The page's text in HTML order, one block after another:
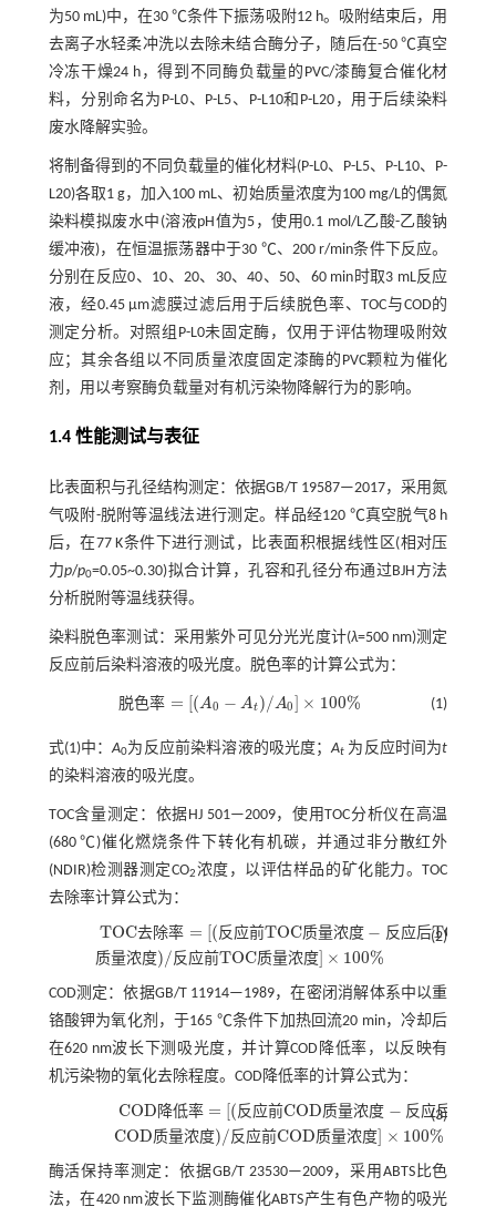
为50 mL)中，在30 ℃条件下振荡吸附12 h。吸附结束后，用
去离子水轻柔冲洗以去除未结合酶分子，随后在-50 ℃真空
冷冻干燥24 h，得到不同酶负载量的PVC/漆酶复合催化材
料，分别命名为P-L0、P-L5、P-L10和P-L20，用于后续染料
废水降解实验。
将制备得到的不同负载量的催化材料(P-L0、P-L5、P-L10、P-
L20)各取1 g，加入100 mL、初始质量浓度为100 mg/L的偶氮
染料模拟废水中(溶液pH值为5，使用0.1 mol/L乙酸-乙酸钠
缓冲液)，在恒温振荡器中于30 ℃、200 r/min条件下反应。
分别在反应0、10、20、30、40、50、60 min时取3 mL反应
液，经0.45 µm滤膜过滤后用于后续脱色率、TOC与COD的
测定分析。对照组P-L0未固定酶，仅用于评估物理吸附效
应；其余各组以不同质量浓度固定漆酶的PVC颗粒为催化
剂，用以考察酶负载量对有机污染物降解行为的影响。
1.4 性能测试与表征
比表面积与孔径结构测定：依据GB/T 19587—2017，采用氮
气吸附-脱附等温线法进行测定。样品经120 ℃真空脱气8 h
后，在77 K条件下进行测试，比表面积根据线性区(相对压
力p/p0=0.05~0.30)拟合计算，孔容和孔径分布通过BJH方法
分析脱附等温线获得。
染料脱色率测试：采用紫外可见分光光度计(λ=500 nm)测定
反应前后染料溶液的吸光度。脱色率的计算公式为：
脱色率 = [(A0 − A t )/ A0] × 100%
脱色率 =[(A0-At) 0]×100% (1)
式(1)中：A0为反应前染料溶液的吸光度；At 为反应时间为t
的染料溶液的吸光度。
TOC含量测定：依据HJ 501—2009，使用TOC分析仪在高温
(680 ℃)催化燃烧条件下转化有机碳，并通过非分散红外
(NDIR)检测器测定CO2浓度，以评估样品的矿化能力。TOC
去除率计算公式为：
TOC去除率 = [(反 应前TOC质量浓度 − 反 应后TO
质量浓度)/反 应前TOC质量浓度] × 100%
TOC去除率 =[(反应前TOC质量浓度-反应 后TO
(2)
COD测定：依据GB/T 11914—1989，在密闭消解体系中以重
铬酸钾为氧化剂，于165 ℃条件下加热回流20 min，冷却后
在620 nm波长下测吸光度，并计算COD降低率，以反映有
机污染物的氧化去除程度。COD降低率的计算公式为：
COD 降低率 = [(反 应前COD质量浓度 − 反 应后
COD质量浓度)/反 应前COD质量浓度] × 100%
COD降低率=[(反应前COD质量浓度-反应后COD质量
(3)
酶活保持率测定：依据GB/T 23530—2009，采用ABTS比色
法，在420 nm波长下监测酶催化ABTS产生有色产物的吸光